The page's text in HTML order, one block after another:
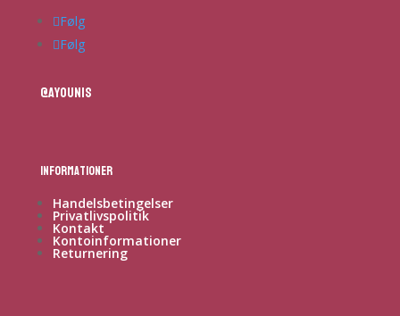
Følg
Følg
@ayounis
Informationer
Handelsbetingelser
Privatlivspolitik
Kontakt
Kontoinformationer
Returnering